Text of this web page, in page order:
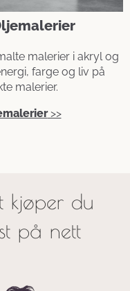
malerier i akryl og
farge og liv på
malerier.
>>
kjøper du
på nett